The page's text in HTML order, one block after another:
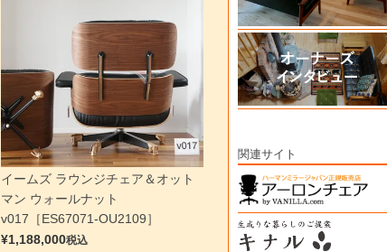
イームズ ラウンジチェア＆オット
マン ウォールナット
v017［ES67071-OU2109］
¥1,188,000税込
関連サイト